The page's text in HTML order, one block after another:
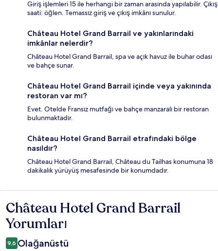
Giriş işlemleri 15 ile herhangi bir zaman arasında yapılabilir. Çıkış
saati: öğlen. Temassız giriş ve çıkış imkânı sunulur.
Château Hotel Grand Barrail ve yakınlarındaki
imkânlar nelerdir?
Château Hotel Grand Barrail, spa ve açık havuz ile buhar odası
ve bahçe sunar.
Château Hotel Grand Barrail içinde veya yakınında
restoran var mı?
Evet. Otelde Fransız mutfağı ve bahçe manzaralı bir restoran
bulunmaktadır.
Château Hotel Grand Barrail etrafındaki bölge
nasıldır?
Château Hotel Grand Barrail, Château du Tailhas konumuna 18
dakikalık yürüyüş mesafesinde bir konumdadır.
Yorumlar
Château Hotel Grand Barrail
Yorumları
9,6 Olağanüstü